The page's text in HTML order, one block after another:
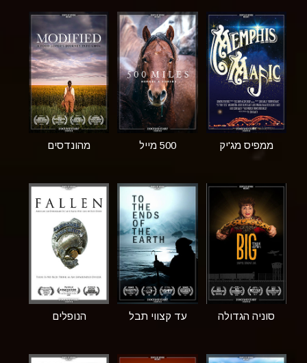
ממפיס מג'יק 500 מייל מהונדסים
סוניה הגדולה עד קצווי תבל הנופלים